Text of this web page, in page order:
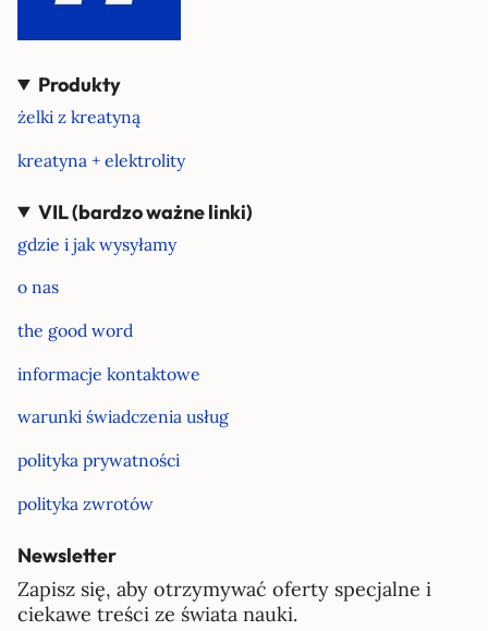
Produkty
żelki z kreatyną
kreatyna + elektrolity
VIL (bardzo ważne linki)
gdzie i jak wysyłamy
o nas
the good word
informacje kontaktowe
warunki świadczenia usług
polityka prywatności
polityka zwrotów
Newsletter
Zapisz się, aby otrzymywać oferty specjalne i
ciekawe treści ze świata nauki.